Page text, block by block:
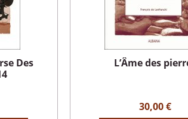
Des
L’Âme des
30,00 €